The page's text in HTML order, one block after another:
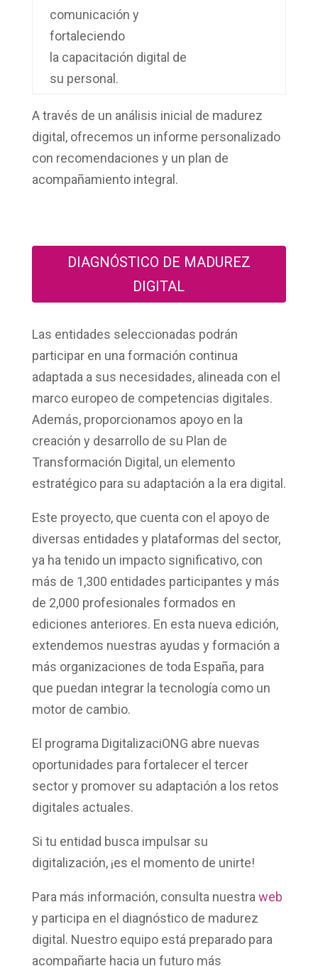
comunicación y
fortaleciendo
la capacitación digital de
su personal.
A través de un análisis inicial de madurez
digital , ofrecemos un informe personalizado
con recomendaciones y un plan de
acompañamiento integral .
DIAGNÓSTICO DE MADUREZ
DIGITAL
Las entidades seleccionadas podrán
participar en una formación continua
adaptada a sus necesidades, alineada con el
marco europeo de competencias digitales.
Además, proporcionamos apoyo en la
creación y desarrollo de su Plan de
Transformación Digital , un elemento
estratégico para su adaptación a la era digital.
Este proyecto, que cuenta con el apoyo de
diversas entidades y plataformas del sector,
ya ha tenido un impacto significativo, con
más de 1,300 entidades participantes y más
de 2,000 profesionales formados en
ediciones anteriores. En esta nueva edición,
extendemos nuestras ayudas y formación a
más organizaciones de toda España, para
que puedan integrar la tecnología como un
motor de cambio.
El programa DigitalizaciONG abre nuevas
oportunidades para fortalecer el tercer
sector y promover su adaptación a los retos
digitales actuales.
Si tu entidad busca impulsar su
digitalización, ¡es el momento de unirte!
Para más información, consulta nuestra web
y participa en el diagnóstico de madurez
digital. Nuestro equipo está preparado para
acompañarte hacia un futuro más